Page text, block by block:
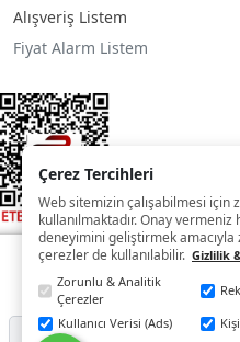
Web sitemizde size daha iyi
çerezler kullanılmaktadır.
Alışveriş Listem
Fiyat Alarm Listem
©
Çerez Tercihleri
Web sitemizin çalışabilmesi için
kullanılmaktadır. Onay vermeniz
deneyimini geliştirmek
çerezler de kullanılabilir. Gizlilik
Zorunlu & Analitik
Çerezler
Kullanıcı Verisi (Ads)